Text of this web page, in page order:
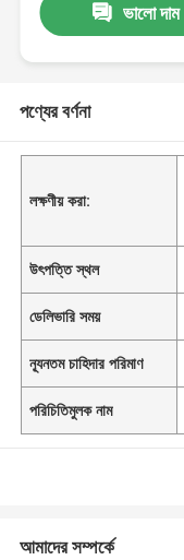
ভালো দাম
পণ্যের বর্ণনা
লক্ষণীয় করা:
উৎপত্তি স্থল
ডেলিভারি সময়
ন্যূনতম চাহিদার পরিমাণ
পরিচিতিমুলক নাম
আমাদের সম্পর্কে